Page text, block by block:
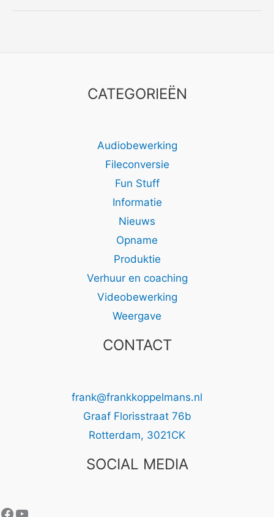
naar
CATEGORIEËN
Audiobewerking
Fileconversie
Fun Stuff
Informatie
Nieuws
Opname
Produktie
Verhuur en coaching
Videobewerking
Weergave
CONTACT
frank@frankkoppelmans.nl
Graaf Florisstraat 76b
Rotterdam, 3021CK
SOCIAL MEDIA
Facebook
YouTube